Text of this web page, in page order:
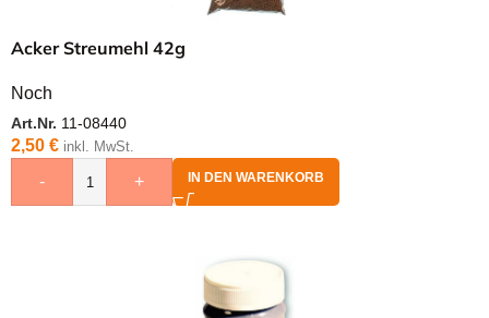
Acker Streumehl 42g
Noch
Art.Nr. 11-08440
2,50 € inkl. MwSt.
- + IN DEN WARENKORB